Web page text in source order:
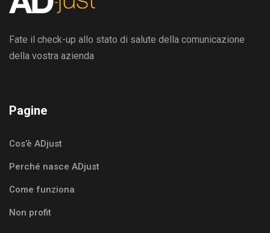
Fate il check-up allo stato di salute della comunicazione
della vostra azienda
Pagine
Cos’è ADjust
Perché nasce ADjust
Come funziona
Non profit